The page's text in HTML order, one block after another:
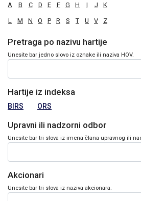
A B C D E F G H I J K
L M N O P R S T U V Z
Pretraga po nazivu hartije
Unesite bar jedno slovo iz oznake ili naziva HOV.
Hartije iz indeksa
BIRS ORS
Upravni ili nadzorni odbor
Unesite bar tri slova iz imena člana upravnog ili
Akcionari
Unesite bar tri slova iz naziva akcionara.